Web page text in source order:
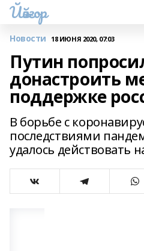
Йәйғор
Новости 18 ИЮНЯ 2020, 07:03
Путин
донастроить
поддержке
В борьбе с
последствиями
удалось действовать